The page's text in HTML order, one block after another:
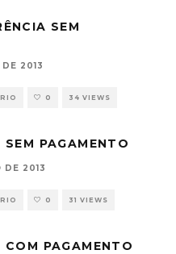
SEM
2013
0 34 VIEWS
PAGAMENTO
DE 2013
0 31 VIEWS
PAGAMENTO